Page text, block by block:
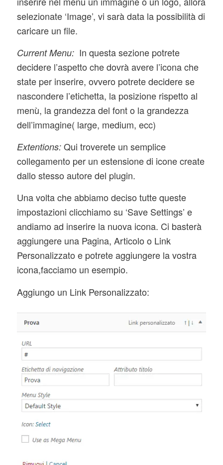
selezionate ‘Image’, vi sarà data la possibilità di
caricare un file.
Current Menu: In questa sezione potrete
decidere l’aspetto che dovrà avere l’icona che
state per inserire, ovvero potrete decidere se
nascondere l’etichetta, la posizione rispetto al
menù, la grandezza del font o la grandezza
dell’immagine( large, medium, ecc)
Extentions:Qui troverete un semplice
collegamento per un estensione di icone create
dallo stesso autore del plugin.
Una volta che abbiamo deciso tutte queste
impostazioni clicchiamo su ‘Save Settings’ e
andiamo ad inserire la nuova icona. Ci basterà
aggiungere una Pagina, Articolo o Link
Personalizzato e potrete aggiungere la vostra
icona,facciamo un esempio.
Aggiungo un Link Personalizzato: